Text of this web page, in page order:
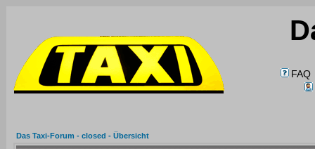
FAQ
Das Taxi-Forum - closed - Übersicht